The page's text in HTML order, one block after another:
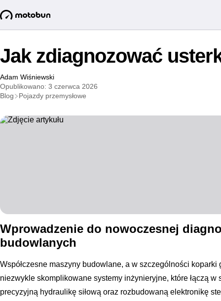
Jak zdiagnozować
Adam Wiśniewski
Opublikowano: 3 czerwca 2026
Blog
Pojazdy przemysłowe
Wprowadzenie do nowoczesnej
budowlanych
Współczesne maszyny budowlane, a w szczególności koparki
niezwykle skomplikowane systemy inżynieryjne, które łączą
precyzyjną hydraulikę siłową oraz rozbudowaną elektronikę